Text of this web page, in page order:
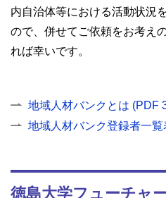
内自治体等における活動状況
ので、併せてご依頼をお考え
れば幸いです。
地域人材バンクとは (PDF
地域人材バンク登録者一
徳島大学フューチャ